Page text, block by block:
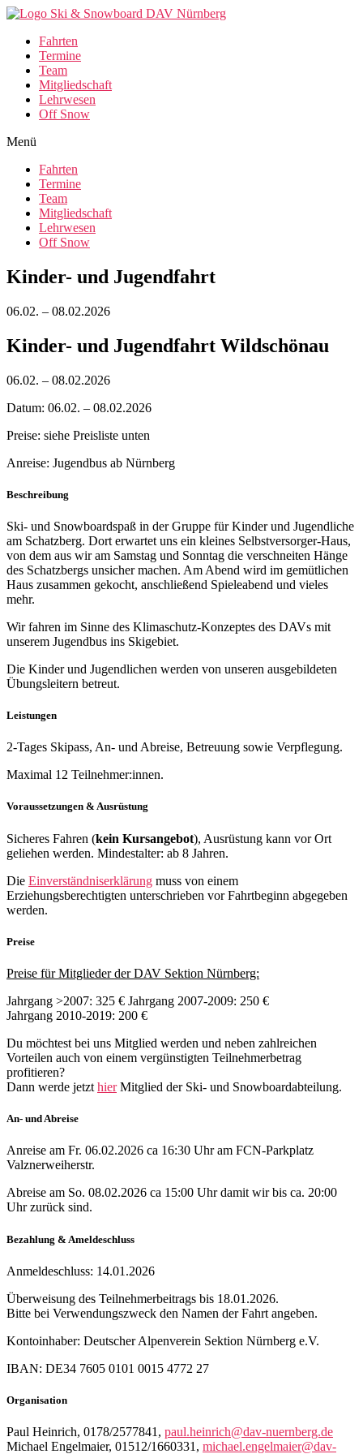
Fahrten
Termine
Team
Mitgliedschaft
Lehrwesen
Off Snow
Menü
Fahrten
Termine
Team
Mitgliedschaft
Lehrwesen
Off Snow
Kinder- und Jugendfahrt
06.02. – 08.02.2026
Kinder- und Jugendfahrt Wildschönau
06.02. – 08.02.2026
Datum: 06.02. – 08.02.2026
Preise: siehe Preisliste unten
Anreise: Jugendbus ab Nürnberg
Beschreibung
Ski- und Snowboardspaß in der Gruppe für Kinder und Jugendliche
am Schatzberg. Dort erwartet uns ein kleines Selbstversorger-Haus,
von dem aus wir am Samstag und Sonntag die verschneiten Hänge
des Schatzbergs unsicher machen. Am Abend wird im gemütlichen
Haus zusammen gekocht, anschließend Spieleabend und vieles
mehr.
Wir fahren im Sinne des Klimaschutz-Konzeptes des DAVs mit
unserem Jugendbus ins Skigebiet.
Die Kinder und Jugendlichen werden von unseren ausgebildeten
Übungsleitern betreut.
Leistungen
2-Tages Skipass, An- und Abreise, Betreuung sowie Verpflegung.
Maximal 12 Teilnehmer:innen.
Voraussetzungen & Ausrüstung
Sicheres Fahren (kein Kursangebot), Ausrüstung kann vor Ort
geliehen werden. Mindestalter: ab 8 Jahren.
Die Einverständniserklärung muss von einem
Erziehungsberechtigten unterschrieben vor Fahrtbeginn abgegeben
werden.
Preise
Preise für Mitglieder der DAV Sektion Nürnberg:
Jahrgang >2007: 325 € Jahrgang 2007-2009: 250 €
Jahrgang 2010-2019: 200 €
Du möchtest bei uns Mitglied werden und neben zahlreichen
Vorteilen auch von einem vergünstigten Teilnehmerbetrag
profitieren?
Dann werde jetzt hierMitglied der Ski- und Snowboardabteilung.
An- und Abreise
Anreise am Fr. 06.02.2026 ca 16:30 Uhr am FCN-Parkplatz
Valznerweiherstr.
Abreise am So. 08.02.2026 ca 15:00 Uhr damit wir bis ca. 20:00
Uhr zurück sind.
Bezahlung & Ameldeschluss
Anmeldeschluss: 14.01.2026
Überweisung des Teilnehmerbeitrags bis 18.01.2026.
Bitte bei Verwendungszweck den Namen der Fahrt angeben.
Kontoinhaber: Deutscher Alpenverein Sektion Nürnberg e.V.
IBAN: DE34 7605 0101 0015 4772 27
Organisation
Paul Heinrich, 0178/2577841, paul.heinrich@dav-nuernberg.de
Michael Engelmaier, 01512/1660331, michael.engelmaier@dav-